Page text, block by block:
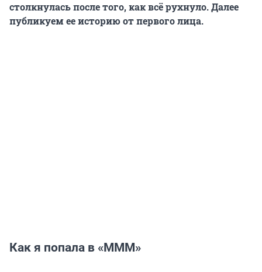
столкнулась после того, как всё рухнуло. Далее
публикуем ее историю от первого лица.
Как я попала в «МММ»